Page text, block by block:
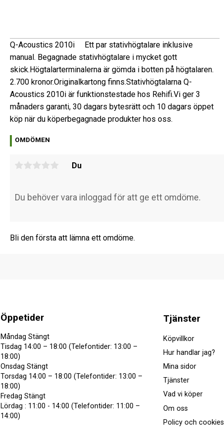
Q-Acoustics 2010i
Ett par stativhögtalare inklusive
manual. Begagnade stativhögtalare i mycket gott
skick. Högtalarterminalerna är gömda i botten på högtalaren.
2.700 kronor.Originalkartong finns.Stativhögtalarna Q-
Acoustics 2010i är funktionstestade hos Rehifi.Vi ger 3
månaders garanti, 30 dagars bytesrätt och 10 dagars öppet
köp när du köperbegagnade produkter hos oss.
OMDÖMEN
Du
Bli den första att lämna ett omdöme.
Öppetider
Måndag Stängt
Tisdag 14:00 – 18:00 (Telefontider: 13:00 –
18:00)
Onsdag Stängt
Torsdag 14:00 – 18:00 (Telefontider: 13:00 –
18:00)
Fredag Stängt
Lördag : 11:00 - 14:00 (Telefontider: 11:00 –
14:00)
Tjänster
Köpvillkor
Hur handlar jag?
Mina sidor
Tjänster
Vad vi köper
Om oss
Policy och cookies